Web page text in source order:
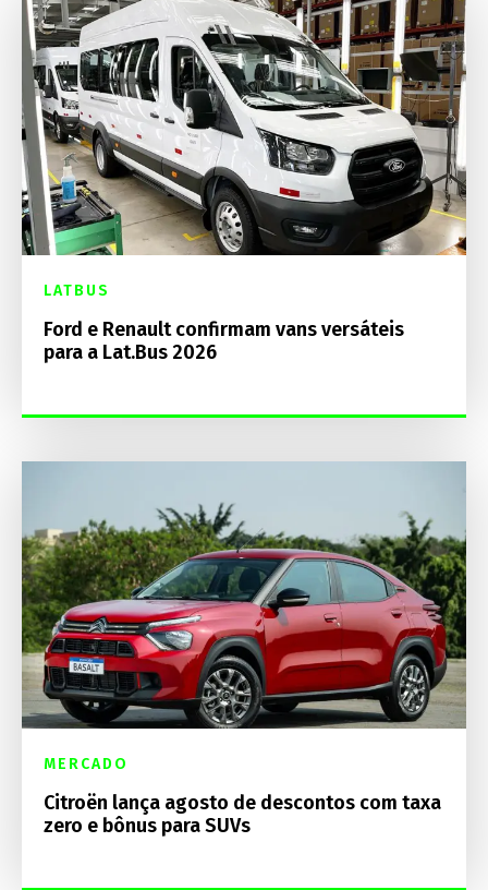
LATBUS
Ford e Renault confirmam vans versáteis
para a Lat.Bus 2026
MERCADO
Citroën lança agosto de descontos com taxa
zero e bônus para SUVs